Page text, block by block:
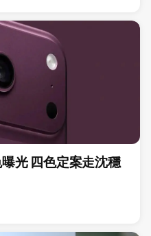
光 四色定案走沈穩